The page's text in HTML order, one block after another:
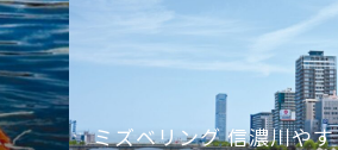
ミズベリング 信濃川や